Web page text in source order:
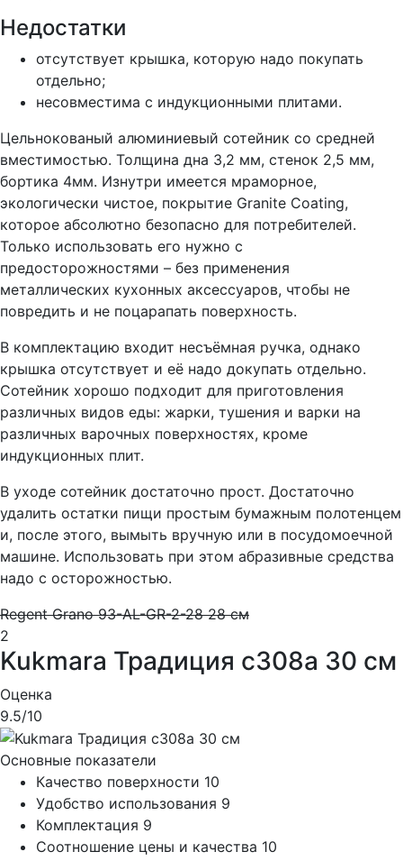
Недостатки
отсутствует крышка, которую надо покупать
отдельно;
несовместима с индукционными плитами.
Цельнокованый алюминиевый сотейник со средней
вместимостью. Толщина дна 3,2 мм, стенок 2,5 мм,
бортика 4мм. Изнутри имеется мраморное,
экологически чистое, покрытие Granite Coating,
которое абсолютно безопасно для потребителей.
Только использовать его нужно с
предосторожностями – без применения
металлических кухонных аксессуаров, чтобы не
повредить и не поцарапать поверхность.
В комплектацию входит несъёмная ручка, однако
крышка отсутствует и её надо докупать отдельно.
Сотейник хорошо подходит для приготовления
различных видов еды: жарки, тушения и варки на
различных варочных поверхностях, кроме
индукционных плит.
В уходе сотейник достаточно прост. Достаточно
удалить остатки пищи простым бумажным полотенцем
и, после этого, вымыть вручную или в посудомоечной
машине. Использовать при этом абразивные средства
надо с осторожностью.
Regent Grano 93-AL-GR-2-28 28 см
2
Kukmara Традиция с308а 30 см
Оценка
9.5/10
Основные показатели
Качество поверхности 10
Удобство использования 9
Комплектация 9
Соотношение цены и качества 10